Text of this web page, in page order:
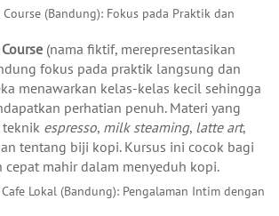
(Bandung): Fokus pada Praktik dan
(nama fiktif, merepresentasikan
fokus pada praktik langsung dan
menawarkan kelas-kelas kecil sehingga
perhatian penuh. Materi yang
espresso, milk steaming, latte art,
tentang biji kopi. Kursus ini cocok bagi
mahir dalam menyeduh kopi.
Lokal (Bandung): Pengalaman Intim dengan